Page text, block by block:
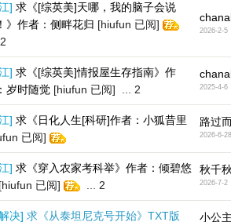
] 求《[综英美]天哪，我的脑子会说
》作者：侧畔花归 [hiufun 已阅]
2
2026-2-5
] 求《[综英美]情报屋生存指南》作
岁时随觉 [hiufun 已阅] 2 2025-4-6
] 求《日化人生[科研]作者：小狐昔里
已阅]
路过
2026-6-28
] 求《穿入农家考科举》作者：倾碧悠
[hiufun 已阅] 2
秋千
2026-7-2
决] 求《从泰坦尼克号开始》TXT版
小公